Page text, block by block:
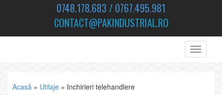
0748.178.683 / 0767.495.981
CONTACT@PAKINDUSTRIAL.RO
Toggle
Acasă » Utilaje » Inchirieri telehandlere